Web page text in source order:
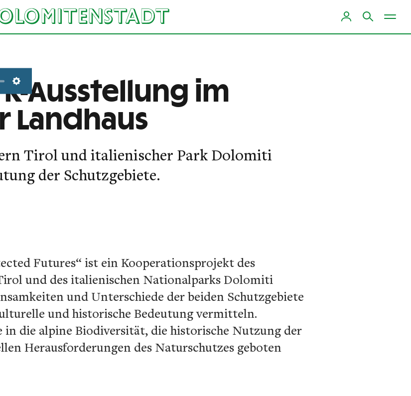
Settings
Ausstellung im
Landhaus
Tirol und italienischer Park Dolomiti
der Schutzgebiete.
Futures“ ist ein Kooperationsprojekt des
und des italienischen Nationalparks Dolomiti
und Unterschiede der beiden Schutzgebiete
und historische Bedeutung vermitteln.
in die alpine Biodiversität, die historische Nutzung der
Herausforderungen des Naturschutzes geboten